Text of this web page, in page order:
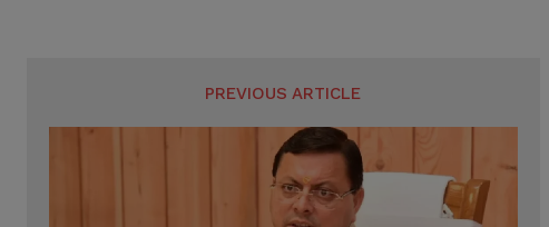
PREVIOUS ARTICLE